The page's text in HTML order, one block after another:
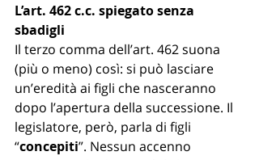
L’art. 462 c.c. spiegato senza
sbadigli
Il terzo comma dell’art. 462 suona
(più o meno) così: si può lasciare
un’eredità ai figli che nasceranno
dopo l’apertura della successione. Il
legislatore, però, parla di figli
“concepiti”. Nessun accenno